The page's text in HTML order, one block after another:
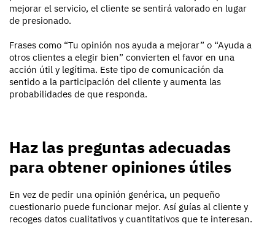
mejorar el servicio, el cliente se sentirá valorado en lugar
de presionado.
Frases como “Tu opinión nos ayuda a mejorar” o “Ayuda a
otros clientes a elegir bien” convierten el favor en una
acción útil y legítima. Este tipo de comunicación da
sentido a la participación del cliente y aumenta las
probabilidades de que responda.
Haz las preguntas adecuadas
para obtener opiniones útiles
En vez de pedir una opinión genérica, un pequeño
cuestionario puede funcionar mejor. Así guías al cliente y
recoges datos cualitativos y cuantitativos que te interesan.